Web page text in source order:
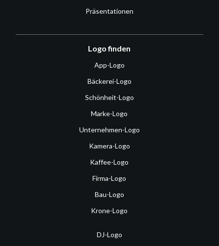
Präsentationen
Logo finden
App-Logo
Bäckerei-Logo
Schönheit-Logo
Marke-Logo
Unternehmen-Logo
Kamera-Logo
Kaffee-Logo
Firma-Logo
Bau-Logo
Krone-Logo
DJ-Logo